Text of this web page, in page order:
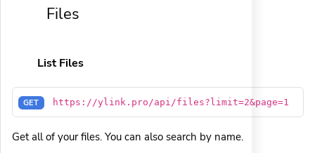
Files
List Files
GET https://ylink.pro/api/files?limit=2&page=1
Get all of your files. You can also search by name.